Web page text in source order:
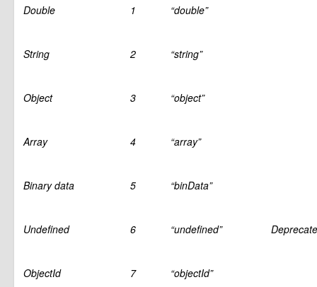
Double 1 “double”
String 2 “string”
Object 3 “object”
Array 4 “array”
Binary data 5 “binData”
Undefined 6 “undefined”
ObjectId 7 “objectId”